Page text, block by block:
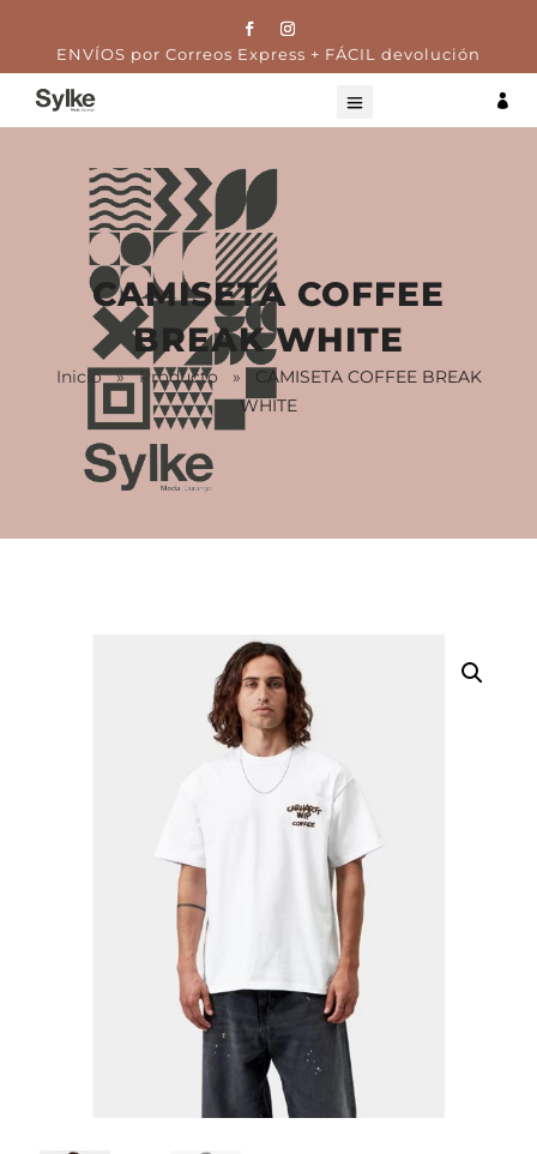
ENVÍOS por Correos Express + FÁCIL devolución

CAMISETA COFFEE
BREAK WHITE
Inicio»Producto » CAMISETA COFFEE BREAK
WHITE